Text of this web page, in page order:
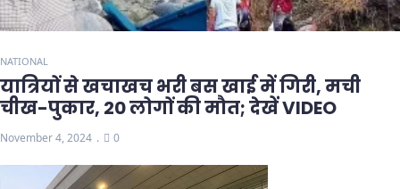
NATIONAL
यात्रियों से खचाखच भरी बस खाई में गिरी, मची
चीख-पुकार, 20 लोगों की मौत; देखें VIDEO
November 4, 2024 0